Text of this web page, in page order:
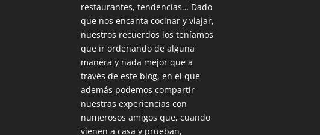
restaurantes, tendencias… Dado
que nos encanta cocinar y viajar,
nuestros recuerdos los teníamos
que ir ordenando de alguna
manera y nada mejor que a
través de este blog, en el que
además podemos compartir
nuestras experiencias con
numerosos amigos que, cuando
vienen a casa y prueban,